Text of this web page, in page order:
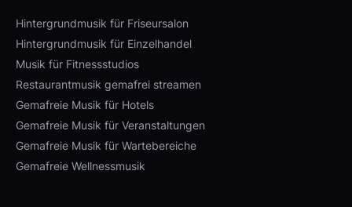
Hintergrundmusik für Friseursalon
Hintergrundmusik für Einzelhandel
Musik für Fitnessstudios
Restaurantmusik gemafrei streamen
Gemafreie Musik für Hotels
Gemafreie Musik für Veranstaltungen
Gemafreie Musik für Wartebereiche
Gemafreie Wellnessmusik